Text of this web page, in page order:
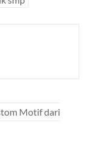
Motif dari